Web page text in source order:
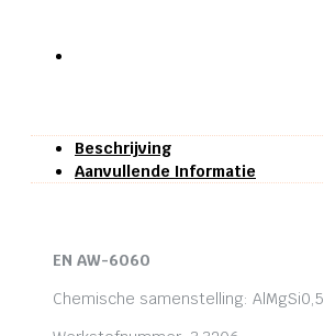
Beschrijving
Aanvullende Informatie
EN AW-6060
Chemische samenstelling: AlMgSi0,5